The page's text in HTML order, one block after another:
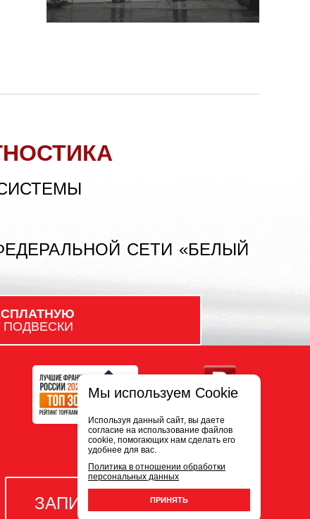
СЕТИ «БЕЛЫЙ
ПОДВЕСКИ
ЗАПИСЬ НА СЕРВИС
Мы используем Cookie
Используя данный сайт, вы даете
согласие на использование файлов
cookie, помогающих нам сделать его
удобнее для вас.
Политика в отношении обработки
персональных данных
ПРИНЯТЬ